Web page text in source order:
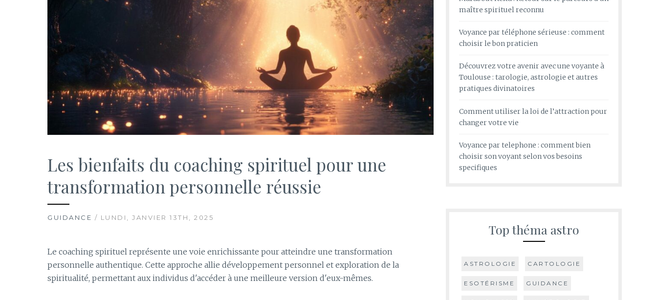
Les bienfaits du coaching spirituel pour une
transformation personnelle réussie
GUIDANCE / LUNDI, JANVIER 13TH, 2025
Le coaching spirituel représente une voie enrichissante pour atteindre une transformation
personnelle authentique. Cette approche allie développement personnel et exploration de la
spiritualité, permettant aux individus d'accéder à une meilleure version d'eux-mêmes.
maître spirituel reconnu
Voyance par téléphone sérieuse : comment
choisir le bon praticien
Découvrez votre avenir avec une voyante à
Toulouse : tarologie, astrologie et autres
pratiques divinatoires
Comment utiliser la loi de l’attraction pour
changer votre vie
Voyance par telephone : comment bien
choisir son voyant selon vos besoins
specifiques
Top théma astro
ASTROLOGIE CARTOLOGIE
ESOTÉRISME GUIDANCE